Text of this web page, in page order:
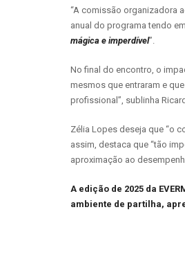
“A comissão organizadora
anual do programa tendo
mágica e imperdível”.
No final do encontro, o
mesmos que entraram e
profissional”, sublinha
Zélia Lopes deseja que “o
assim, destaca que “tão
aproximação ao
A edição de 2025 da
ambiente de partilha,